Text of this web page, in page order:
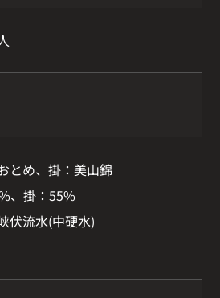
め、掛：美山錦
、掛：55%
流水(中硬水)